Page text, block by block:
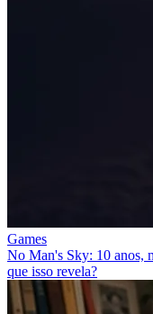
Games
No Man's Sky: 10 anos,
que isso revela?